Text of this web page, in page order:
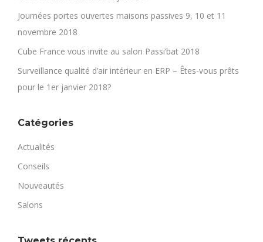
Journées portes ouvertes maisons passives 9, 10 et 11
novembre 2018
Cube France vous invite au salon Passi’bat 2018
Surveillance qualité d’air intérieur en ERP – Êtes-vous prêts
pour le 1er janvier 2018?
Catégories
Actualités
Conseils
Nouveautés
Salons